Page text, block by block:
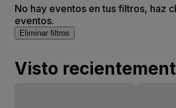
No hay eventos en tus filtros, haz
eventos.
Eliminar filtros
Visto